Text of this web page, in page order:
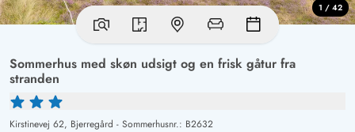
Sommerhus med skøn udsigt og en frisk gåtur fra
stranden
Kirstinevej 62, Bjerregård - Sommerhusnr.: B2632
1 / 42